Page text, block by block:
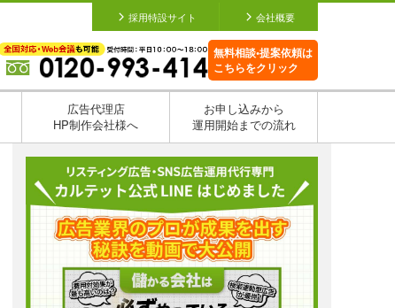
採用特設サイト 会社概要
無料相談•提案依頼は
こちらをクリック
広告代理店
HP制作会社様へ
お申し込みから
運用開始までの流れ